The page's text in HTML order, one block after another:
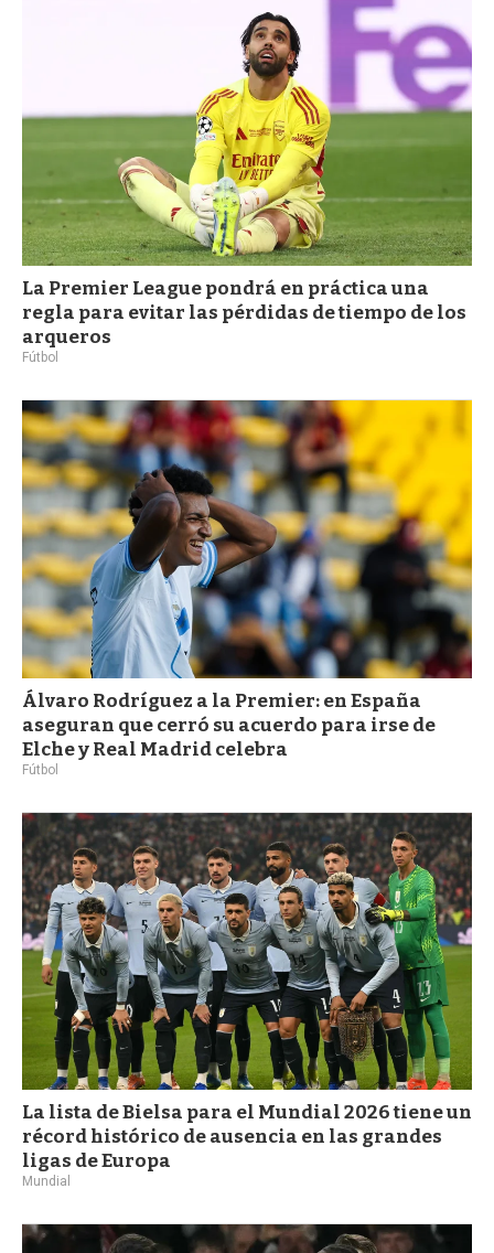
La Premier League pondrá en práctica una
regla para evitar las pérdidas de tiempo de los
arqueros
Fútbol
Álvaro Rodríguez a la Premier: en España
aseguran que cerró su acuerdo para irse de
Elche y Real Madrid celebra
Fútbol
La lista de Bielsa para el Mundial 2026 tiene un
récord histórico de ausencia en las grandes
ligas de Europa
Mundial